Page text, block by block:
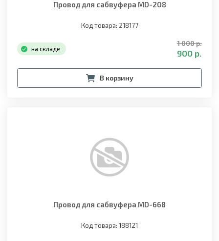
Провод для сабвуфера MD-208
Код товара: 218177
на складе
1 000 р.
900 р.
В корзину
Провод для сабвуфера MD-668
Код товара: 188121